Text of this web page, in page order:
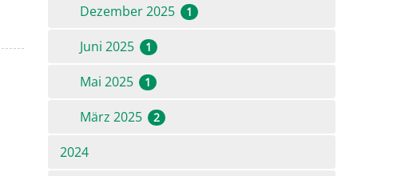
Dezember 2025
1
Juni 2025 1
Mai 2025 1
März 2025 2
2024